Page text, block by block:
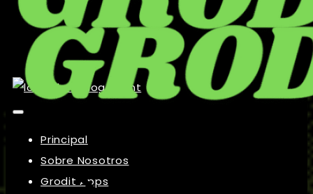
Principal
Sobre Nosotros
Grodit Apps